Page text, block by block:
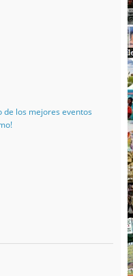
de los mejores eventos